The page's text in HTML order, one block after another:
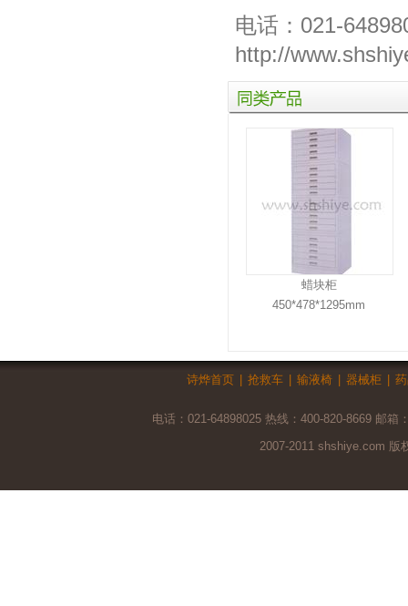
电话：021-
http://
同
类
蜡块柜
450*478*1295mm
诗烨首页 抢救车 输液椅 器械柜
电话：021-64898025 热线：400-820-8669 邮箱
2007-2011 shshiye.com 版